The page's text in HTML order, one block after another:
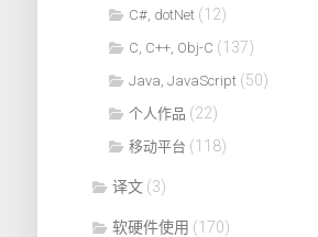
C#, dotNet(12)
C, C++, Obj-C (137)
Java, JavaScript(50)
个人作品 (22)
移动平台 (118)
译文(3)
软硬件使用 (170)